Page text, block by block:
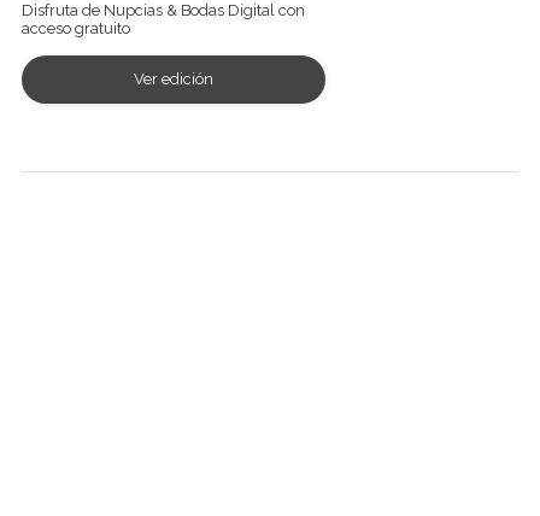
Disfruta de Nupcias & Bodas Digital con
acceso gratuito
Ver edición